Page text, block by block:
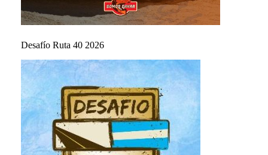
Desafío Ruta 40 2026